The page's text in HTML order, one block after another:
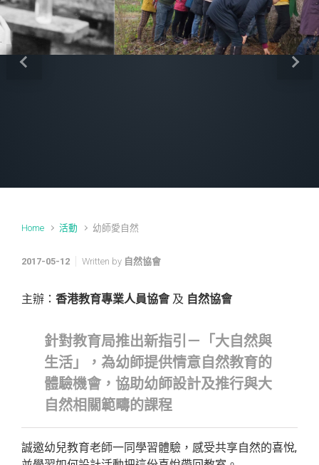
活動 幼師愛自然
Written by 自然協會
主辦： 香港教育專業人員協會 及 自然協會
針對教育局推出新指引－「大自然與
生活」，為幼師提供情意自然教育的
體驗機會，協助幼師設計及推行與大
自然相關範疇的課程
誠邀幼兒教育老師一同學習體驗，感受共享自然的喜悅,